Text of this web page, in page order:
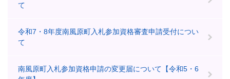
て
令和7・8年度南風原町入札参加資格審査申請受付につい
て
南風原町入札参加資格申請の変更届について【令和5・6